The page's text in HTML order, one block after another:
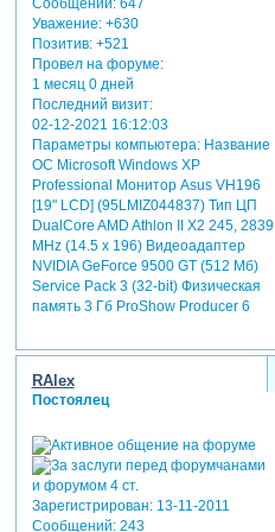
Сообщений:647
Уважение: +630
Позитив: +521
Провел на форуме:
1 месяц 0 дней
Последний визит:
02-12-2021 16:12:03
Параметры компьютера:Название
ОС Microsoft Windows XP
Professional Монитор Asus VH196
[19" LCD] (95LMIZ044837) Тип ЦП
DualCore AMD Athlon II X2 245, 2839
MHz (14.5 x 196) Видеоадаптер
NVIDIA GeForce 9500 GT (512 Мб)
Service Pack 3 (32-bit) Физическая
память 3 Гб ProShow Producer 6
RAlex
Постоялец
Зарегистрирован: 13-11-2011
Сообщений:243